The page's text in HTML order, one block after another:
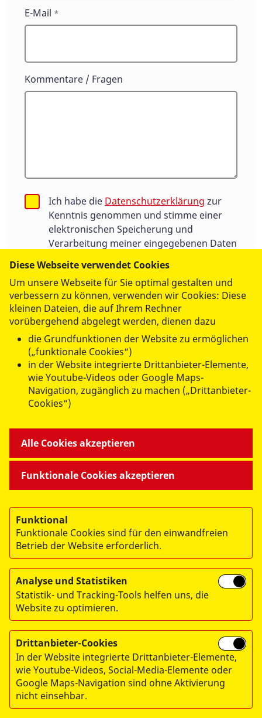
E-Mail *
Kommentare / Fragen
Ich habe die Datenschutzerklärung zur
Kenntnis genommen und stimme einer
elektronischen Speicherung und
Verarbeitung meiner eingegebenen Daten
zur Beantwortung meiner Anfrage zu.
Die Einwilligung kann jederzeit für die
Zukunft per E-Mail an:info@asb.de
widerrufen werden.
Ich bin kein Roboter
Geschützt durch ALTCHA
Abschicken
© 2026 Arbeiter-Samariter-Bund Regionalverband
München/Oberbayern. e.V.
Impressum
Datenschutz
Hinweisgebersystem
Spendenkonto:
Arbeiter-Samariter-Bund, Regionalverband
Diese Webseite verwendet Cookies
Um unsere Webseite für Sie optimal gestalten und
verbessern zu können, verwenden wir Cookies: Diese
kleinen Dateien, die auf Ihrem Rechner
vorübergehend abgelegt werden, dienen dazu
die Grundfunktionen der Website zu ermöglichen
(„funktionale Cookies“)
in der Website integrierte Drittanbieter-Elemente,
wie Youtube-Videos oder Google Maps-
Navigation, zugänglich zu machen („Drittanbieter-
Cookies“)
Funktionale Cookies akzeptieren
Alle Cookies akzeptieren
Funktional
Funktionale Cookies sind für den einwandfreien
Betrieb der Website erforderlich.
Analyse und Statistiken
Statistik- und Tracking-Tools helfen uns, die
Website zu optimieren.
Drittanbieter-Cookies
In der Website integrierte Drittanbieter-Elemente,
wie Youtube-Videos, Social-Media-Elemente oder
Google Maps-Navigation sind ohne Aktivierung
nicht einsehbar.